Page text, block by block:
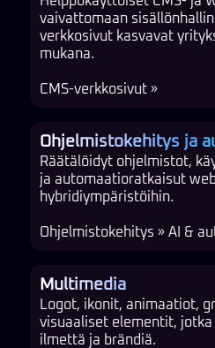
vaivattomaan
verkkosivut kasvavat
mukana.
CMS-verkkosivut »
Ohjelmistokehitys ja
Räätälöidyt ohjelmistot,
ja automaatioratkaisut
hybridiympäristöihin.
Ohjelmistokehitys » AI &
Multimedia
Logot, ikonit, animaatiot,
visuaaliset elementit,
ilmettä ja brändiä.